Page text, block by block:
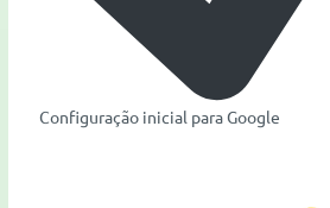
Configuração inicial para Google